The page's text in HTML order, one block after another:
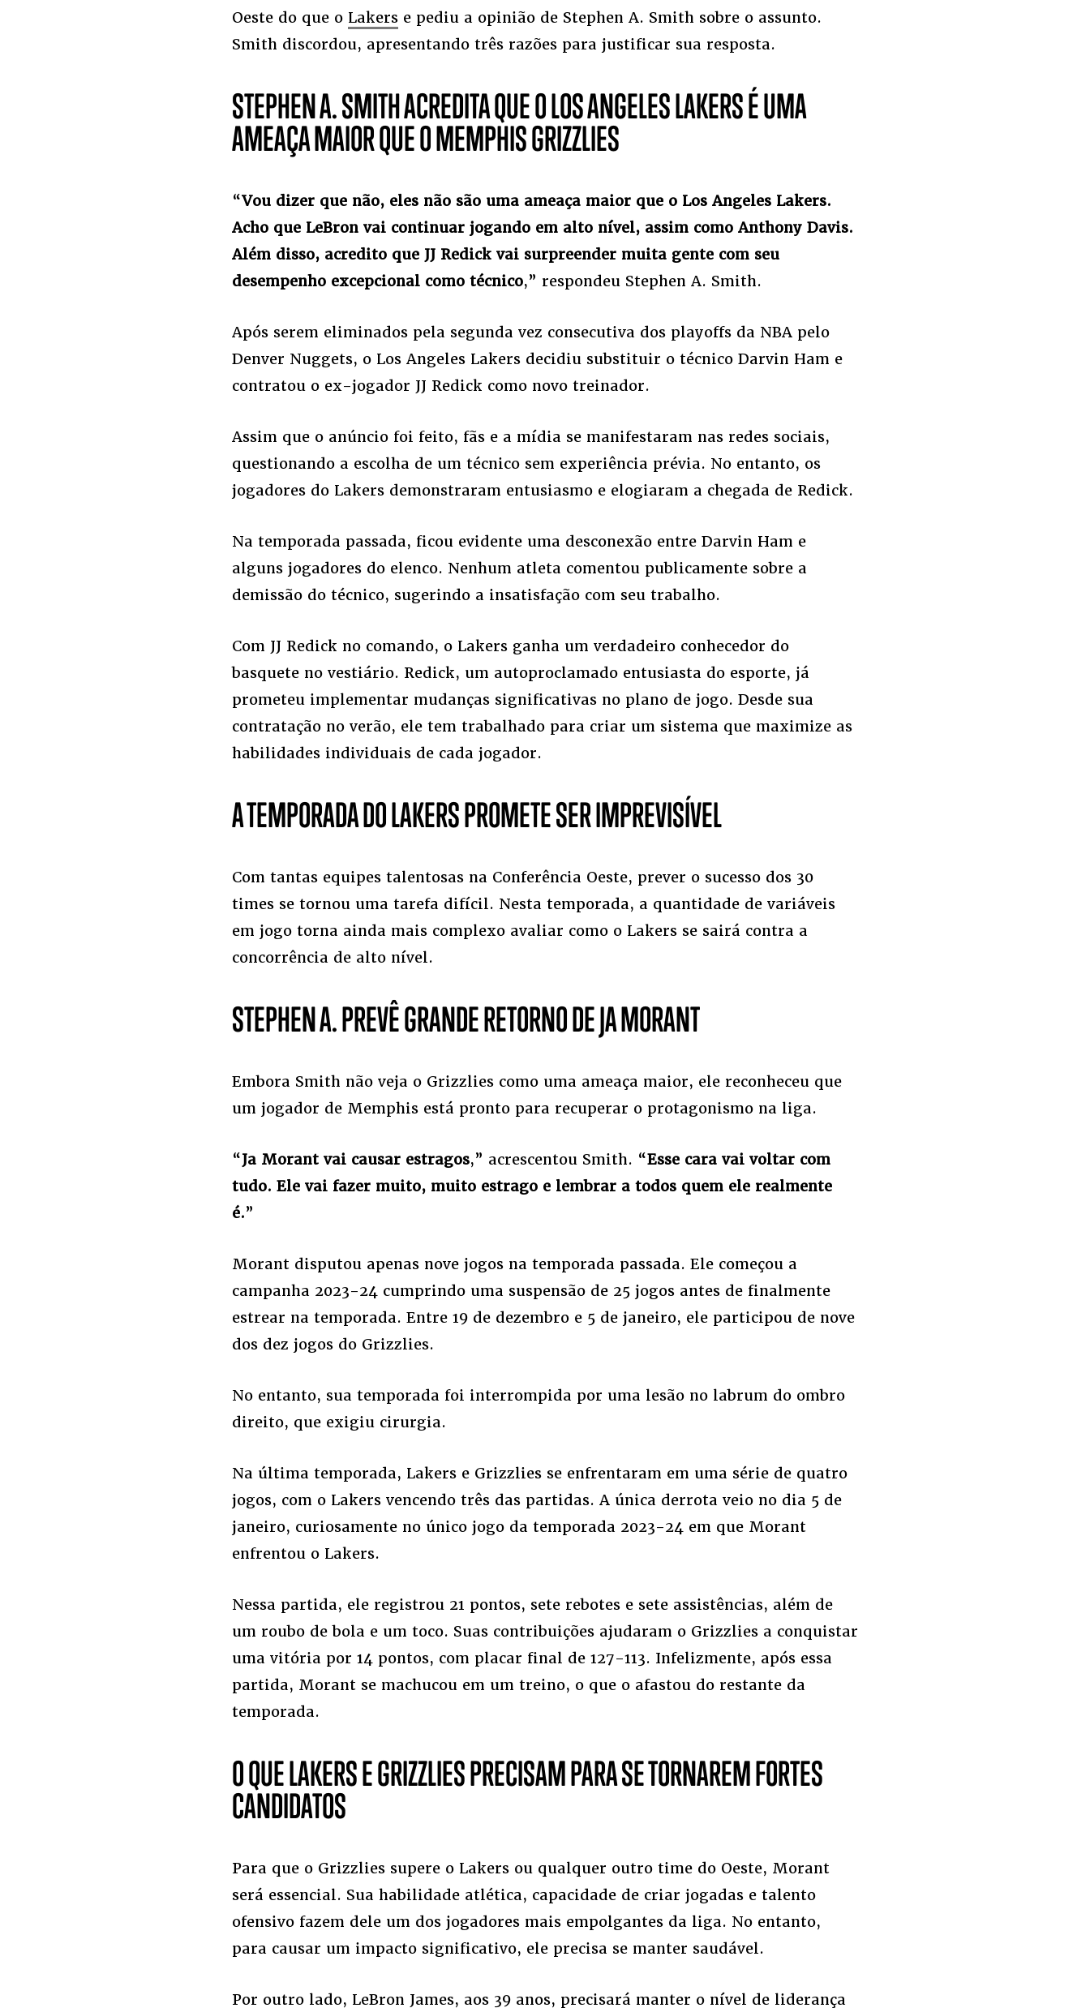
Oeste do que o Lakerse pediu a opinião de Stephen A. Smith sobre o assunto.
Smith discordou, apresentando três razões para justificar sua resposta.
STEPHEN A. SMITH ACREDITA QUE O LOS ANGELES LAKERS É UMA
AMEAÇA MAIOR QUE O MEMPHIS GRIZZLIES
“Vou dizer que não, eles não são uma ameaça maior que o Los Angeles Lakers.
Acho que LeBron vai continuar jogando em alto nível, assim como Anthony Davis.
Além disso, acredito que JJ Redick vai surpreender muita gente com seu
desempenho excepcional como técnico,” respondeu Stephen A. Smith.
Após serem eliminados pela segunda vez consecutiva dos playoffs da NBA pelo
Denver Nuggets, o Los Angeles Lakers decidiu substituir o técnico Darvin Ham e
contratou o ex-jogador JJ Redick como novo treinador.
Assim que o anúncio foi feito, fãs e a mídia se manifestaram nas redes sociais,
questionando a escolha de um técnico sem experiência prévia. No entanto, os
jogadores do Lakers demonstraram entusiasmo e elogiaram a chegada de Redick.
Na temporada passada, ficou evidente uma desconexão entre Darvin Ham e
alguns jogadores do elenco. Nenhum atleta comentou publicamente sobre a
demissão do técnico, sugerindo a insatisfação com seu trabalho.
Com JJ Redick no comando, o Lakers ganha um verdadeiro conhecedor do
basquete no vestiário. Redick, um autoproclamado entusiasta do esporte, já
prometeu implementar mudanças significativas no plano de jogo. Desde sua
contratação no verão, ele tem trabalhado para criar um sistema que maximize as
habilidades individuais de cada jogador.
A TEMPORADA DO LAKERS PROMETE SER IMPREVISÍVEL
Com tantas equipes talentosas na Conferência Oeste, prever o sucesso dos 30
times se tornou uma tarefa difícil. Nesta temporada, a quantidade de variáveis
em jogo torna ainda mais complexo avaliar como o Lakers se sairá contra a
concorrência de alto nível.
STEPHEN A. PREVÊ GRANDE RETORNO DE JA MORANT
Embora Smith não veja o Grizzlies como uma ameaça maior, ele reconheceu que
um jogador de Memphis está pronto para recuperar o protagonismo na liga.
“Ja Morant vai causar estragos,” acrescentou Smith. “Esse cara vai voltar com
tudo. Ele vai fazer muito, muito estrago e lembrar a todos quem ele realmente
é.”
Morant disputou apenas nove jogos na temporada passada. Ele começou a
campanha 2023-24 cumprindo uma suspensão de 25 jogos antes de finalmente
estrear na temporada. Entre 19 de dezembro e 5 de janeiro, ele participou de nove
dos dez jogos do Grizzlies.
No entanto, sua temporada foi interrompida por uma lesão no labrum do ombro
direito, que exigiu cirurgia.
Na última temporada, Lakers e Grizzlies se enfrentaram em uma série de quatro
jogos, com o Lakers vencendo três das partidas. A única derrota veio no dia 5 de
janeiro, curiosamente no único jogo da temporada 2023-24 em que Morant
enfrentou o Lakers.
Nessa partida, ele registrou 21 pontos, sete rebotes e sete assistências, além de
um roubo de bola e um toco. Suas contribuições ajudaram o Grizzlies a conquistar
uma vitória por 14 pontos, com placar final de 127-113. Infelizmente, após essa
partida, Morant se machucou em um treino, o que o afastou do restante da
temporada.
O QUE LAKERS E GRIZZLIES PRECISAM PARA SE TORNAREM FORTES
CANDIDATOS
Para que o Grizzlies supere o Lakers ou qualquer outro time do Oeste, Morant
será essencial. Sua habilidade atlética, capacidade de criar jogadas e talento
ofensivo fazem dele um dos jogadores mais empolgantes da liga. No entanto,
para causar um impacto significativo, ele precisa se manter saudável.
Por outro lado, LeBron James, aos 39 anos, precisará manter o nível de liderança